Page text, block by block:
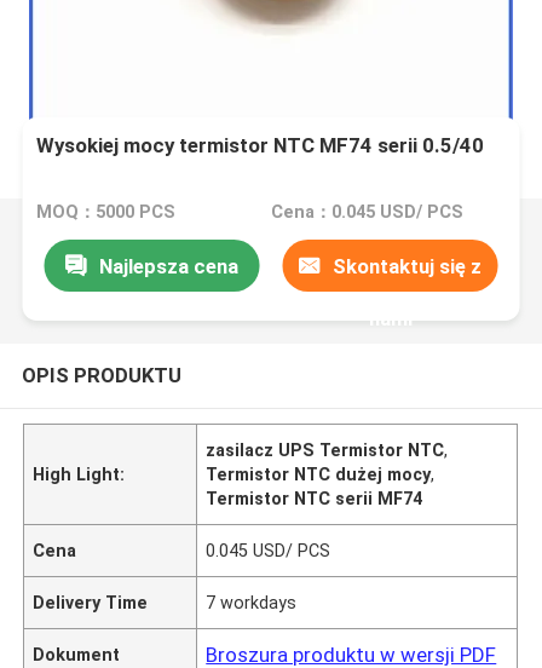
Wysokiej mocy termistor NTC MF74 serii 0.5/40
MOQ：5000 PCS Cena：0.045 USD/ PCS
Najlepsza cena Skontaktuj się z
nami
OPIS PRODUKTU
High Light:
zasilacz UPS Termistor NTC,
Termistor NTC dużej mocy,
Termistor NTC serii MF74
Cena 0.045 USD/ PCS
Delivery Time 7 workdays
Dokument Broszura produktu w wersji PDF